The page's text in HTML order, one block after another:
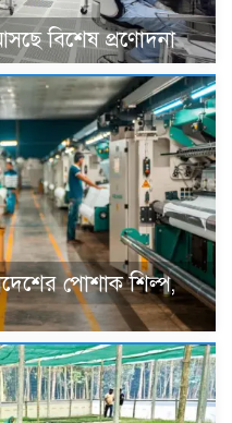
বিশেষ প্রণোদনা
পোশাক শিল্প,